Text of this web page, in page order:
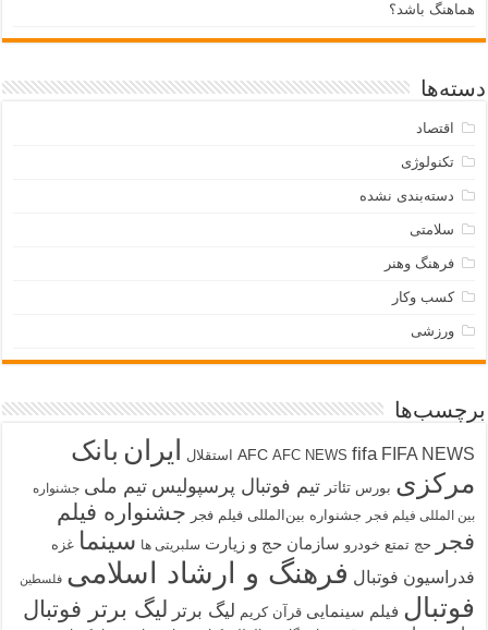
هماهنگ باشد؟
دسته‌ها
اقتصاد
تکنولوژی
دسته‌بندی نشده
سلامتی
فرهنگ وهنر
کسب وکار
ورزشی
برچسب‌ها
AFC AFC NEWS fifa FIFA NEWS استقلال ایران بانک
مرکزی بورس تئاتر تیم فوتبال پرسپولیس تیم ملی جشنواره
بین المللی فیلم فجر جشنواره بین‌المللی فیلم فجر جشنواره فیلم
فجر
حج تمتع خودرو سازمان حج و زیارت سلبریتی ها سینما غزه
فدراسیون فوتبال فرهنگ و ارشاد اسلامی فلسطین
فوتبال فیلم سینمایی قرآن کریم لیگ برتر لیگ برتر فوتبال